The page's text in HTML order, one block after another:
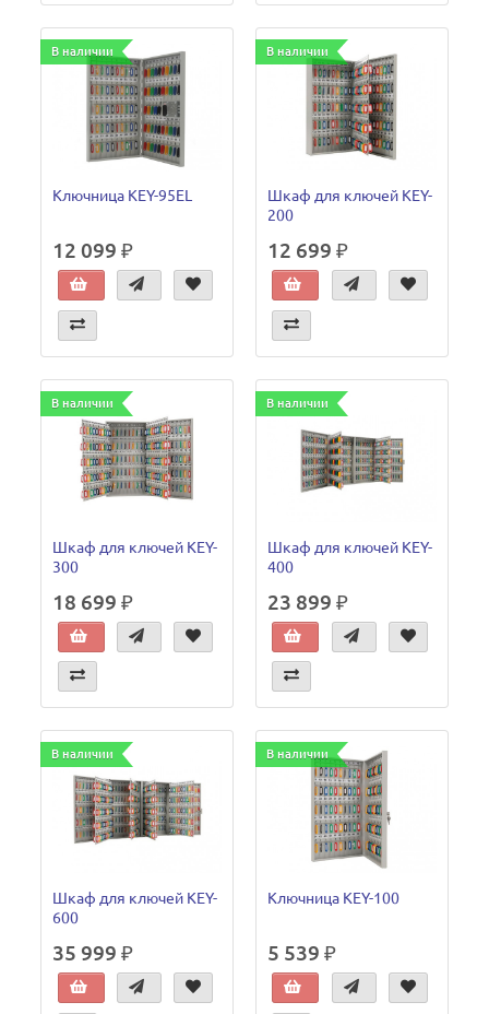
В наличии
Ключница KEY-95EL
12 099 ₽
В наличии
Шкаф для ключей KEY-
200
12 699 ₽
В наличии
Шкаф для ключей KEY-
300
18 699 ₽
В наличии
Шкаф для ключей KEY-
400
23 899 ₽
В наличии
Шкаф для ключей KEY-
600
35 999 ₽
В наличии
Ключница KEY-100
5 539 ₽